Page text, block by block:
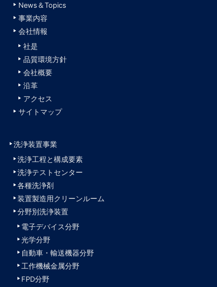
News＆Topics
事業内容
会社情報
社是
品質環境方針
会社概要
沿革
アクセス
サイトマップ
洗浄装置事業
洗浄工程と構成要素
洗浄テストセンター
各種洗浄剤
装置製造用クリーンルーム
分野別洗浄装置
電子デバイス分野
光学分野
自動車・輸送機器分野
工作機械金属分野
FPD分野